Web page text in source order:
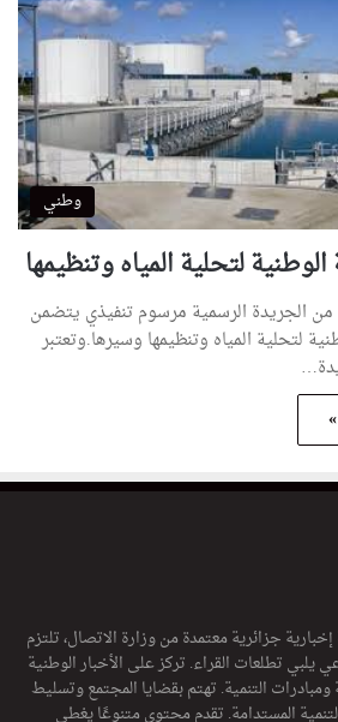
وطني
الوطنية لتحلية المياه وتنظيمها
صدر في العدد 16 من الجريدة الرسمية مرسوم تنفيذي يتضمن
لتحلية المياه وتنظيمها وسيرها.وتعتبر
جزائرية معتمدة من وزارة الاتصال، تلتزم
تطلعات القراء. تركز على الأخبار الوطنية
ومبادرات التنمية. تهتم بقضايا المجتمع وتسليط
المستدامة. تقدم محتوى متنوعًا يغطي